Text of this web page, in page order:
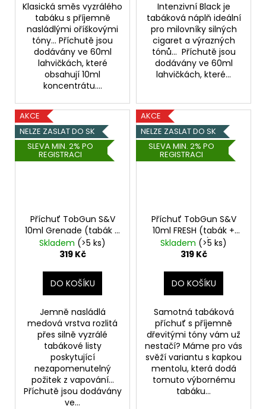
Klasická směs vyzrálého
tabáku s příjemně
nasládlými oříškovými
tóny... Příchutě jsou
dodávány ve 60ml
lahvičkách, které
obsahují 10ml
koncentrátu....
Intenzivní Black je
tabáková náplň ideální
pro milovníky silných
cigaret a výrazných
tónů... Příchutě jsou
dodávány ve 60ml
lahvičkách, které...
AKCE
NELZE ZASLAT DO SK
SLEVA MIN. 2% PO
REGISTRACI
Příchuť TobGun S&V
10ml Grenade (tabák +
med)
Skladem (>5 ks)
319 Kč
DO KOŠÍKU
Jemně nasládlá
medová vrstva rozlitá
přes silně vyzrálé
tabákové listy
poskytující
nezapomenutelný
požitek z vapování...
Příchutě jsou dodávány
ve...
AKCE
NELZE ZASLAT DO SK
SLEVA MIN. 2% PO
REGISTRACI
Příchuť TobGun S&V
10ml FRESH (tabák +
mentol)
Skladem (>5 ks)
319 Kč
DO KOŠÍKU
Samotná tabáková
příchuť s příjemně
dřevitými tóny vám už
nestačí? Máme pro vás
svěží variantu s kapkou
mentolu, která dodá
tomuto výbornému
tabáku...